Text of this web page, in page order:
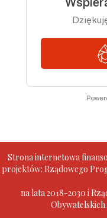
Strona internetowa
projektów: Rządowego
na lata 2018-2030 i
Obywatelskich